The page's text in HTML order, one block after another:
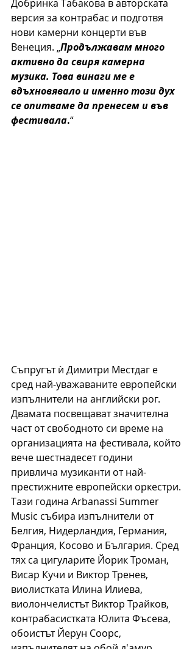
Добринка Табакова в авторската
версия за контрабас и подготвя
нови камерни концерти във
Венеция. „Продължавам много
активно да свиря камерна
музика. Това винаги ме е
вдъхновявало и именно този дух
се опитваме да пренесем и във
фестивала.“
Съпругът ѝ Димитри Местдаг е
сред най-уважаваните европейски
изпълнители на английски рог.
Двамата посвещават значителна
част от свободното си време на
организацията на фестивала, който
вече шестнадесет години
привлича музиканти от най-
престижните европейски оркестри.
Тази година Arbanassi Summer
Music събира изпълнители от
Белгия, Нидерландия, Германия,
Франция, Косово и България. Сред
тях са цигуларите Йорик Троман,
Висар Кучи и Виктор Тренев,
виолистката Илина Илиева,
виолончелистът Виктор Трайков,
контрабасистката Юлита Фъсева,
обоистът Йерун Соорс,